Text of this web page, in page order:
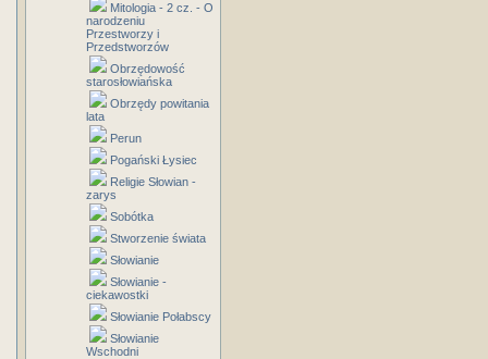
Mitologia - 2 cz. - O
narodzeniu
Przestworzy i
Przedstworzów
Obrzędowość
starosłowiańska
Obrzędy powitania
lata
Perun
Pogański Łysiec
Religie Słowian -
zarys
Sobótka
Stworzenie świata
Słowianie
Słowianie -
ciekawostki
Słowianie Połabscy
Słowianie
Wschodni